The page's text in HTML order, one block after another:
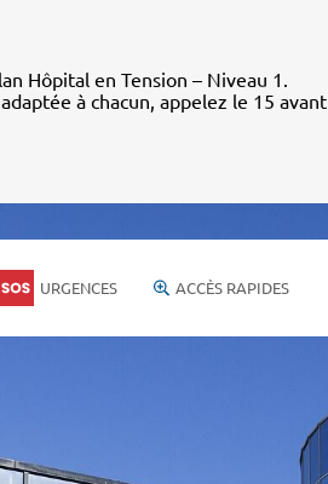
Hôpital en Tension – Niveau 1.
à chacun, appelez le 15 avant
URGENCES ACCÈS RAPIDES